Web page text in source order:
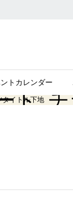
トカレンダー
ト_